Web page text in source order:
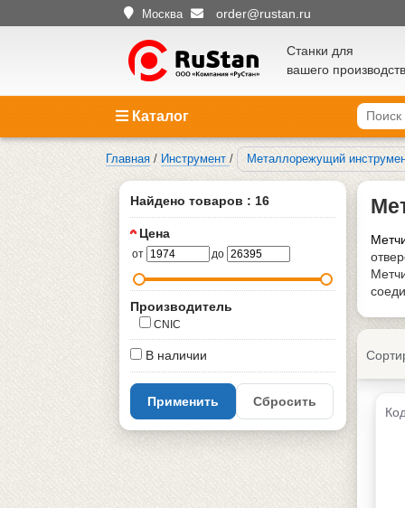
Москва order@rustan.ru
Станки для
вашего
Каталог
Главная / Инструмент / Металлорежущий
Найдено товаров : 16
Цена
от до
Производитель
CNIC
В наличии
Применить Сбросить